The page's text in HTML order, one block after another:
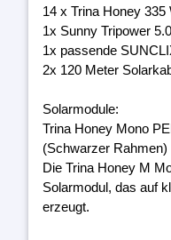
14 x Trina Honey 335
1x Sunny Tripower 5.0
1x passende
2x 120 Meter
Solarmodule:
Trina Honey Mono
(Schwarzer Rahmen)
Die Trina Honey M
Solarmodul, das auf
erzeugt.